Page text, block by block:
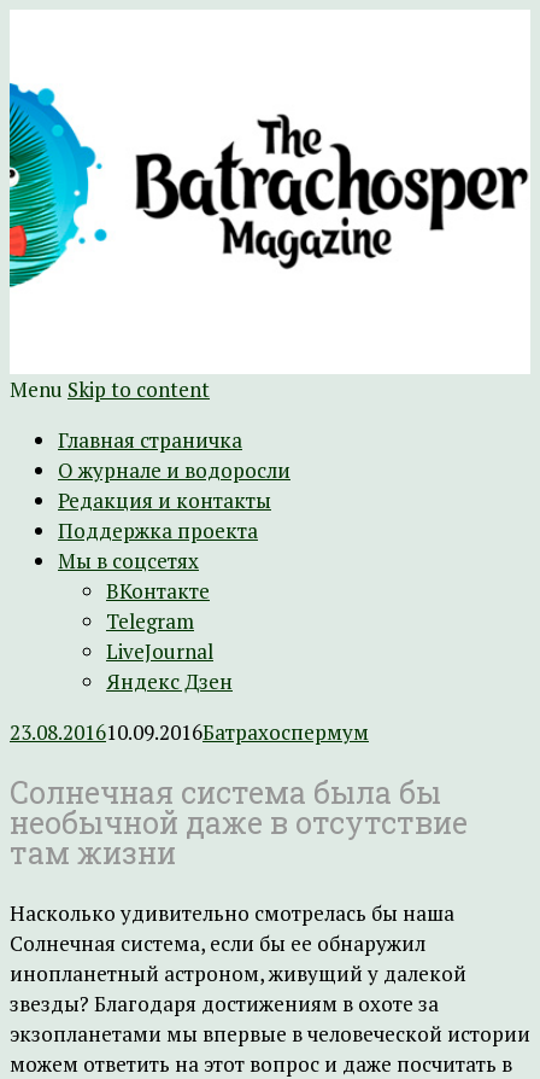
The Batrachospermum Magazine
Батрахоспермум (официальный сайт)
Menu Skip to content
Главная страничка
О журнале и водоросли
Редакция и контакты
Поддержка проекта
Мы в соцсетях
ВКонтакте
Telegram
LiveJournal
Яндекс Дзен
23.08.201610.09.2016Батрахоспермум
Солнечная система была бы
необычной даже в отсутствие
там жизни
Насколько удивительно смотрелась бы наша
Солнечная система, если бы ее обнаружил
инопланетный астроном, живущий у далекой
звезды? Благодаря достижениям в охоте за
экзопланетами мы впервые в человеческой истории
можем ответить на этот вопрос и даже посчитать в